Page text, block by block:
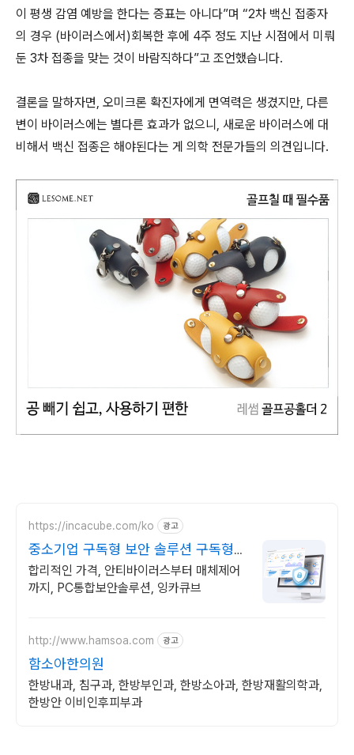
이 평생 감염 예방을 한다는 증표는 아니다”며 “2차 백신 접종자
의 경우 (바이러스에서)회복한 후에 4주 정도 지난 시점에서 미뤄
둔 3차 접종을 맞는 것이 바람직하다”고 조언했습니다.
결론을 말하자면, 오미크론 확진자에게 면역력은 생겼지만, 다른
변이 바이러스에는 별다른 효과가 없으니, 새로운 바이러스에 대
비해서 백신 접종은 해야된다는 게 의학 전문가들의 의견입니다.
https://incacube.com/ko 광고
중소기업 구독형 보안 솔루션 구독형
기업보안 솔루션
합리적인 가격, 안티바이러스부터 매체제어
까지, PC통합보안솔루션, 잉카큐브
http://www.hamsoa.com 광고
함소아한의원
한방내과, 침구과, 한방부인과, 한방소아과, 한방재활의학과,
한방안 이비인후피부과